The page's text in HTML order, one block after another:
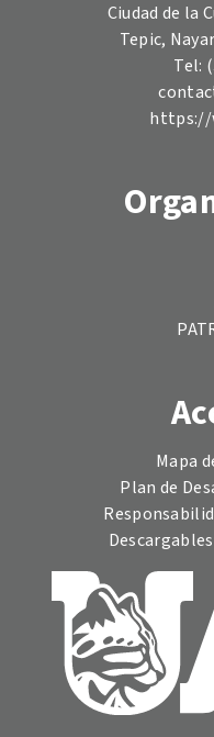
Ciudad de la
Tepic,
Tel:
https://
Mapa
Plan de